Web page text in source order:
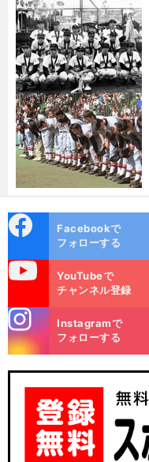
ok
Facebookで
フォローする
YouTubeで
チャンネル登録
m
Instagramで
フォローする